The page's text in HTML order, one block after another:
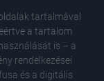
tartalmával
a tartalom
is – a
rendelkezései
és a digitális